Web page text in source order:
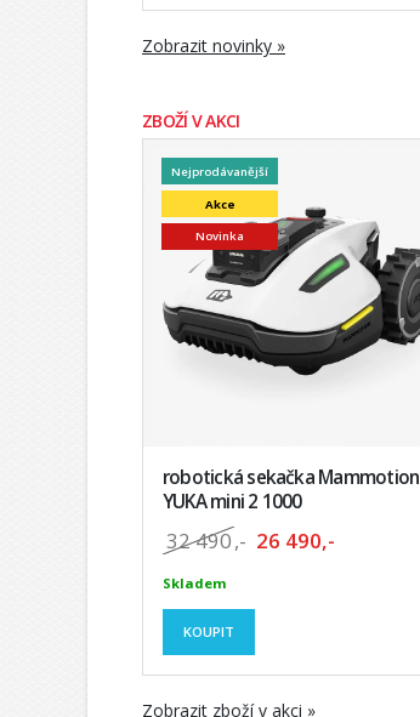
Zobrazit novinky »
ZBOŽÍ V AKCI
Nejprodávanější
Akce
Novinka
robotická sekačka Mammotion
YUKA mini 2 1000
32 490,- 26 490,-
Skladem
KOUPIT
Zobrazit zboží v akci »